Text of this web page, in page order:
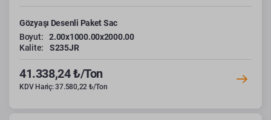
Gözyaşı Desenli Paket Sac
Boyut:
2.00x1000.00x2000.00
Kalite:
S235JR
41.338,24 ₺/Ton
KDV Hariç: 37.580,22 ₺/Ton